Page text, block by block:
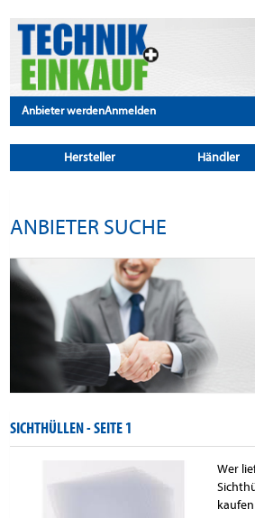
Anbieter werdenAnmelden
Hersteller Händler
ANBIETER SUCHE
SICHTHÜLLEN -SEITE 1
Wer